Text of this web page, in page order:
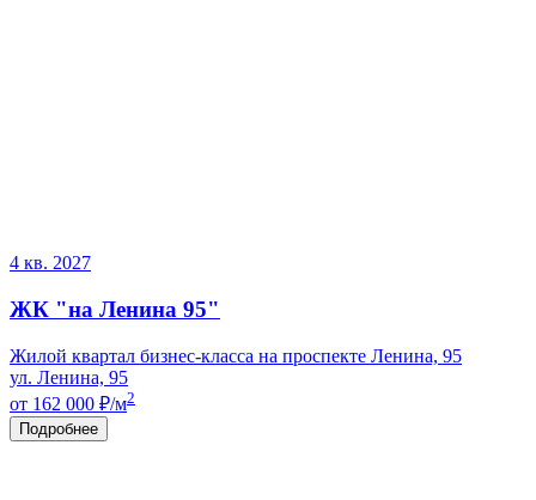
4 кв. 2027
ЖК "на Ленина 95"
Жилой квартал бизнес-класса на проспекте Ленина, 95
ул. Ленина, 95
от 162 000 ₽/м2
Подробнее